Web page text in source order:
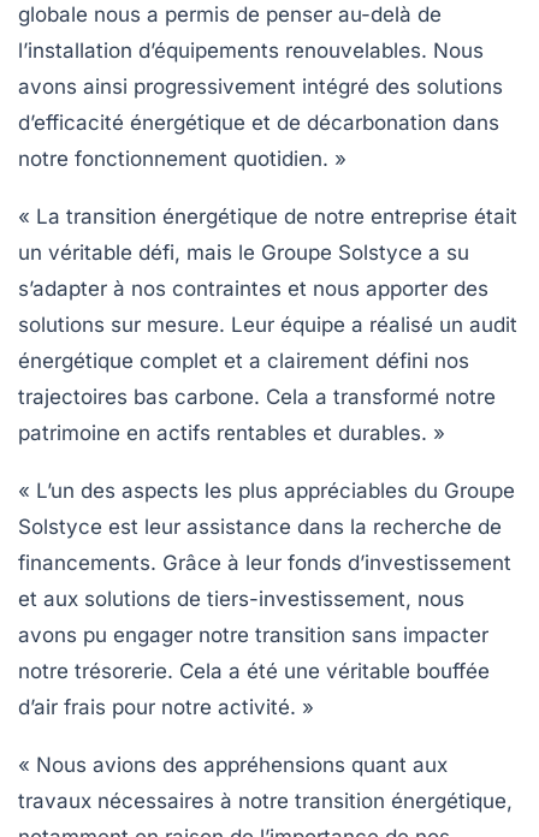
globale nous a permis de penser au-delà de
l’installation d’équipements renouvelables. Nous
avons ainsi progressivement intégré des solutions
d’efficacité énergétique et de décarbonation dans
notre fonctionnement quotidien. »
« La transition énergétique de notre entreprise était
un véritable défi, mais le Groupe Solstyce a su
s’adapter à nos contraintes et nous apporter des
solutions sur mesure. Leur équipe a réalisé un audit
énergétique complet et a clairement défini nos
trajectoires bas carbone. Cela a transformé notre
patrimoine en actifs rentables et durables. »
« L’un des aspects les plus appréciables du Groupe
Solstyce est leur assistance dans la recherche de
financements. Grâce à leur fonds d’investissement
et aux solutions de tiers-investissement, nous
avons pu engager notre transition sans impacter
notre trésorerie. Cela a été une véritable bouffée
d’air frais pour notre activité. »
« Nous avions des appréhensions quant aux
travaux nécessaires à notre transition énergétique,